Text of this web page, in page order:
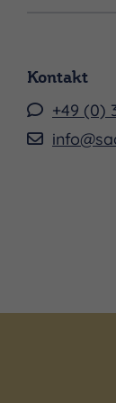
Kontakt
+49 (0)